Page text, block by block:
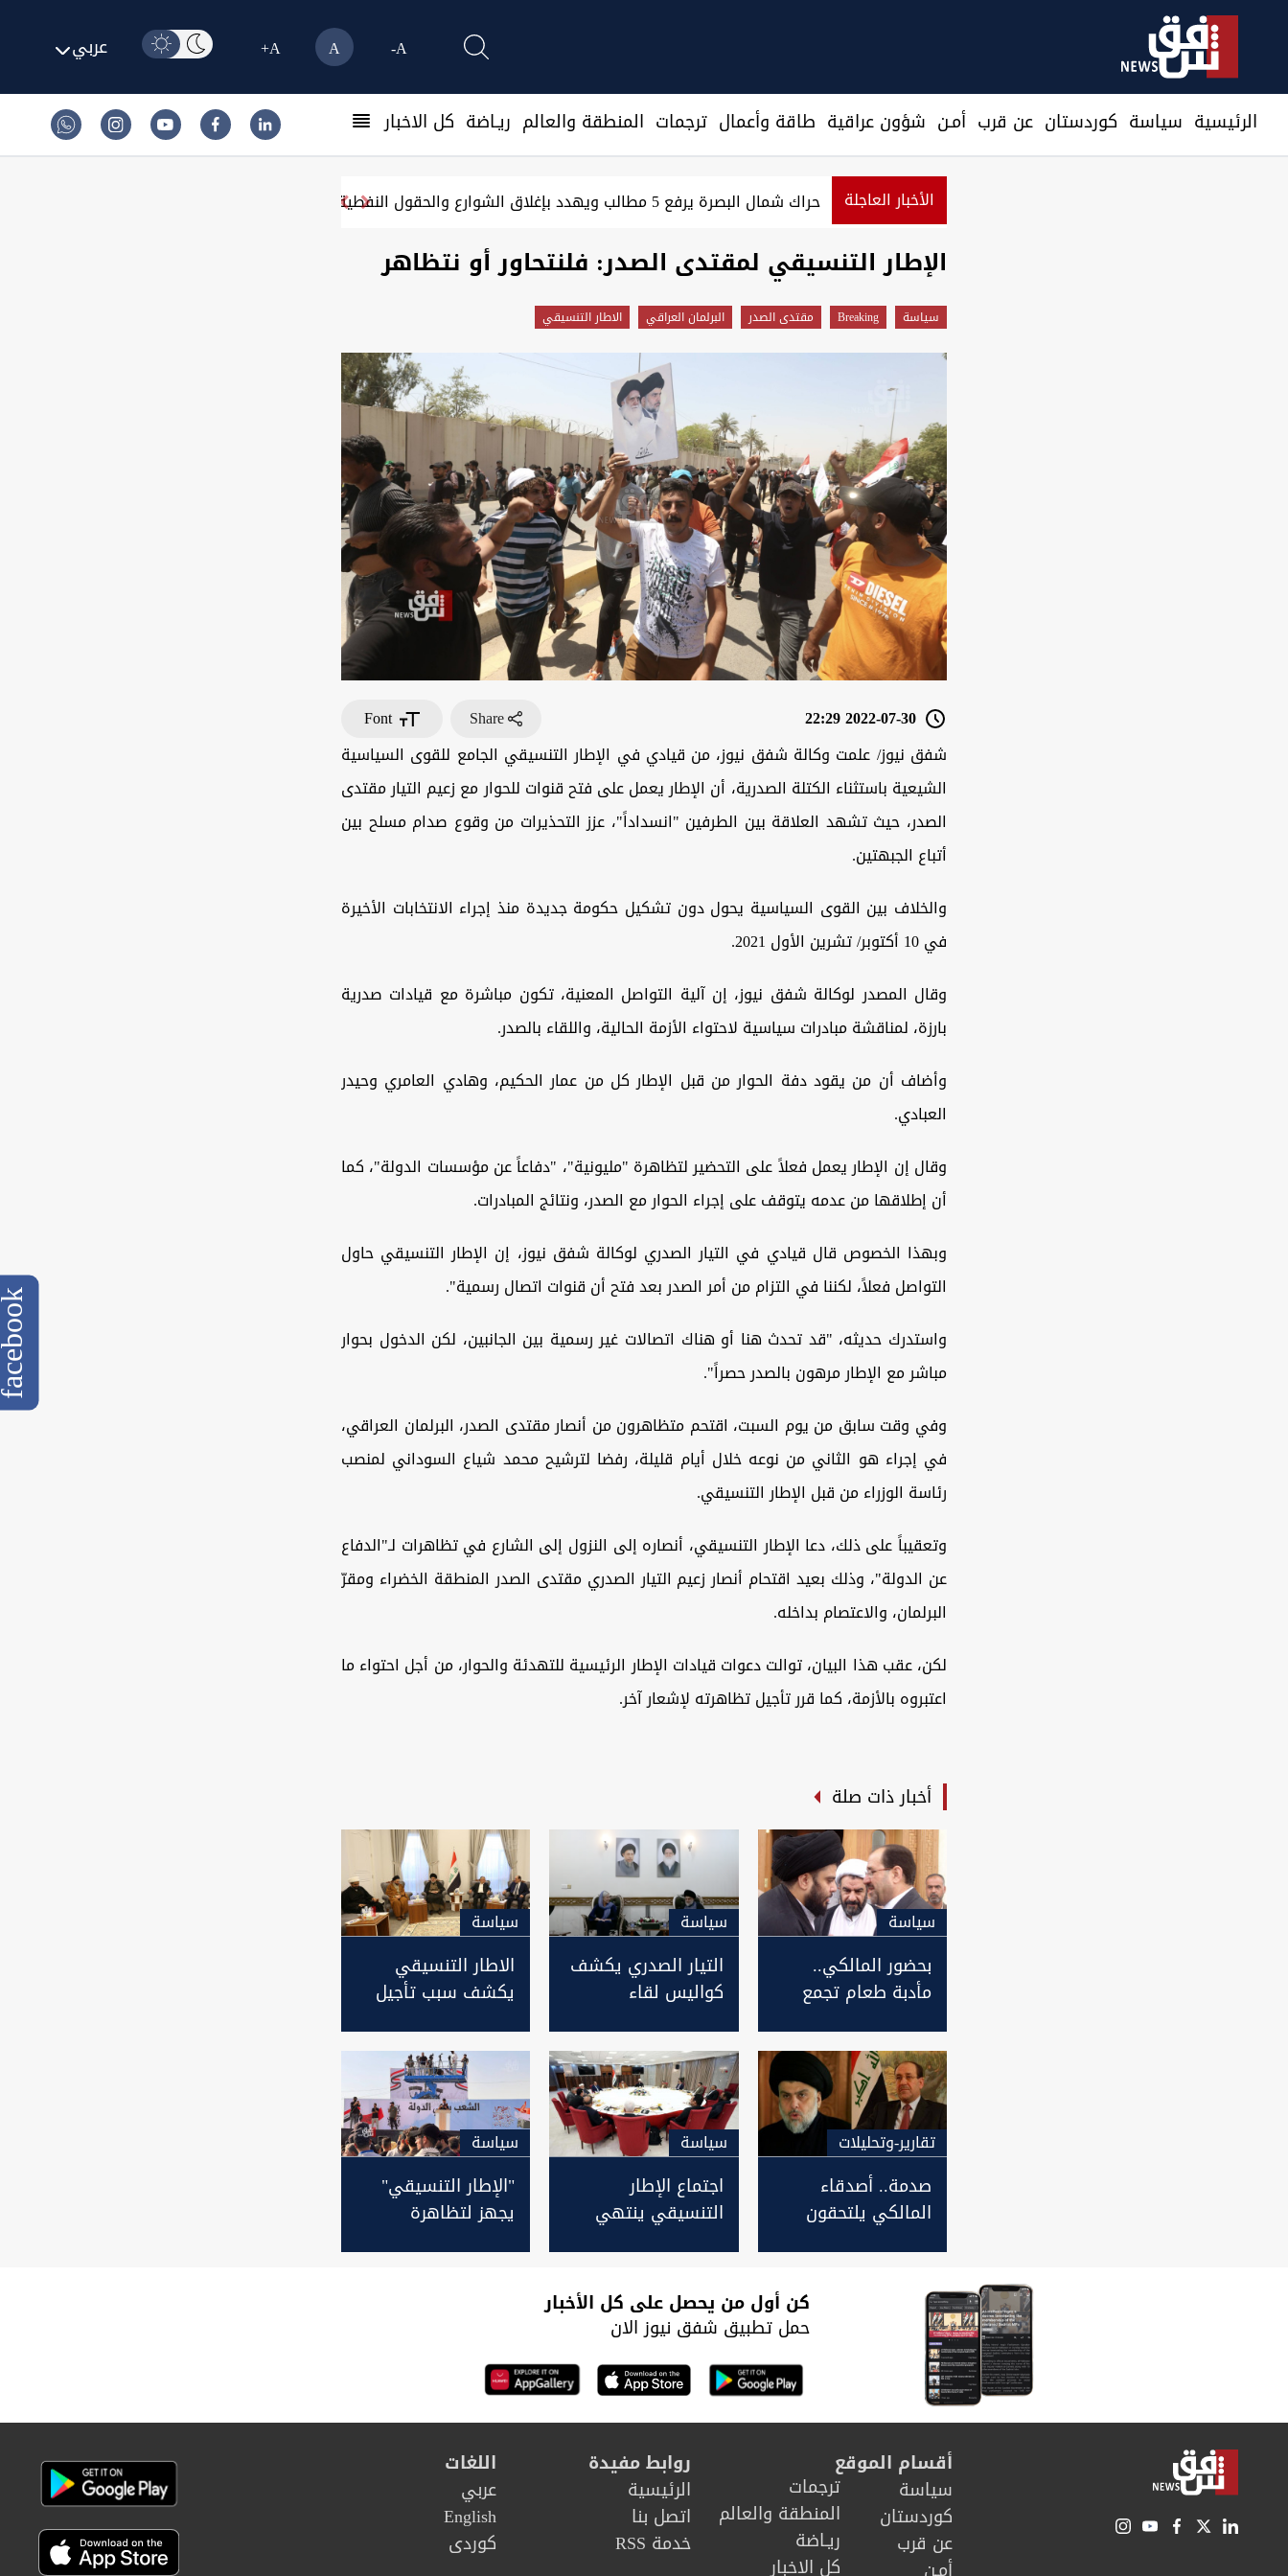
A-
A
A+ عربي
الرئيسية سیاسة كوردستان عن قرب أمـن شؤون عراقية طاقة وأعمال ترجمات المنطقة والعالم ريـاضة كل الاخبار
الأخبار العاجلة
في رأس الأمن الإيراني.. ذو القدر يظهر مجدداً بعد إعلان استقالته وتعيين رضائيحراك شمال البصرة يرفع 5 مطالب ويهدد بإغلاق الشوارع والحقول النفطية
الإطار التنسيقي لمقتدى الصدر: فلنتحاور أو نتظاهر
سیاسة Breaking مقتدى الصدر البرلمان العراقي الاطار التنسيقي
2022-07-30 22:29
Share
Font
شفق نيوز/ علمت وكالة شفق نيوز، من قيادي في الإطار التنسيقي الجامع للقوى السياسية
الشيعية باستثناء الكتلة الصدرية، أن الإطار يعمل على فتح قنوات للحوار مع زعيم التيار مقتدى
الصدر، حيث تشهد العلاقة بين الطرفين "انسداداً"، عزز التحذيرات من وقوع صدام مسلح بين
أتباع الجبهتين.
والخلاف بين القوى السياسية يحول دون تشكيل حكومة جديدة منذ إجراء الانتخابات الأخيرة
في 10 أكتوبر/ تشرين الأول 2021.
وقال المصدر لوكالة شفق نيوز، إن آلية التواصل المعنية، تكون مباشرة مع قيادات صدرية
بارزة، لمناقشة مبادرات سياسية لاحتواء الأزمة الحالية، واللقاء بالصدر.
وأضاف أن من يقود دفة الحوار من قبل الإطار كل من عمار الحكيم، وهادي العامري وحيدر
العبادي.
وقال إن الإطار يعمل فعلاً على التحضير لتظاهرة "مليونية"، "دفاعاً عن مؤسسات الدولة"، كما
أن إطلاقها من عدمه يتوقف على إجراء الحوار مع الصدر، ونتائج المبادرات.
وبهذا الخصوص قال قيادي في التيار الصدري لوكالة شفق نيوز، إن الإطار التنسيقي حاول
التواصل فعلاً، لكننا في التزام من أمر الصدر بعد فتح أن قنوات اتصال رسمية".
واستدرك حديثه، "قد تحدث هنا أو هناك اتصالات غير رسمية بين الجانبين، لكن الدخول بحوار
مباشر مع الإطار مرهون بالصدر حصراً".
وفي وقت سابق من يوم السبت، اقتحم متظاهرون من أنصار مقتدى الصدر، البرلمان العراقي،
في إجراء هو الثاني من نوعه خلال أيام قليلة، رفضا لترشيح محمد شياع السوداني لمنصب
رئاسة الوزراء من قبل الإطار التنسيقي.
وتعقيباً على ذلك، دعا الإطار التنسيقي، أنصاره إلى النزول إلى الشارع في تظاهرات لـ"الدفاع
عن الدولة"، وذلك بعيد اقتحام أنصار زعيم التيار الصدري مقتدى الصدر المنطقة الخضراء ومقرّ
البرلمان، والاعتصام بداخله.
لكن، عقب هذا البيان، توالت دعوات قيادات الإطار الرئيسية للتهدئة والحوار، من أجل احتواء ما
اعتبروه بالأزمة، كما قرر تأجيل تظاهرته لإشعار آخر.
أخبار ذات صلة
سیاسة
بحضور المالكي..
مأدبة طعام تجمع
التنسيقي ببغداد
سیاسة
التيار الصدري يكشف
كواليس لقاء
بلاسخارت والصدر
سیاسة
الاطار التنسيقي
يكشف سبب تأجيل
الصدر
تقارير-وتحليلات
صدمة.. أصدقاء
المالكي يلتحقون
سیاسة
اجتماع الإطار
التنسيقي ينتهي
سیاسة
"الإطار التنسيقي"
يجهز لتظاهرة
كن أول من يحصل على كل الأخبار
حمل تطبيق شفق نيوز الان
أقسام الموقع
سیاسة
كوردستان
عن قرب
ترجمات
المنطقة والعالم
ريـاضة
كل الاخبار
روابط مفيدة
الرئيسية
اتصل بنا
خدمة RSS
اللغات
عربي
English
كوردى